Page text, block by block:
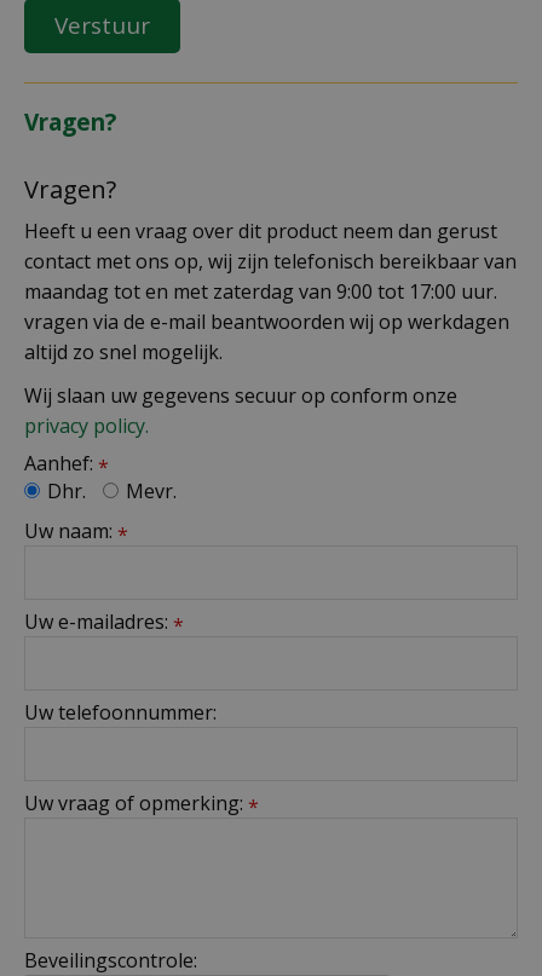
Vragen?
Vragen?
Heeft u een vraag over dit product neem dan gerust
contact met ons op, wij zijn telefonisch bereikbaar van
maandag tot en met zaterdag van 9:00 tot 17:00 uur.
vragen via de e-mail beantwoorden wij op werkdagen
altijd zo snel mogelijk.
Wij slaan uw gegevens secuur op conform onze
privacy policy.
Aanhef: *
Dhr.
Mevr.
Uw naam: *
Uw e-mailadres: *
Uw telefoonnummer:
Uw vraag of opmerking: *
Beveilingscontrole: